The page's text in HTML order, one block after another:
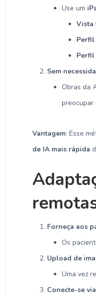
Use um
Perfil
Sem
Obras da
preocupar
Vantagem: Esse
de IA mais rápida
Forneça aos
Os
Upload de
Uma vez
Conecte-se